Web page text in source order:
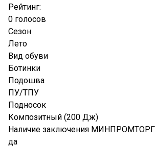
Рейтинг:
0 голосов
Сезон
Лето
Вид обуви
Ботинки
Подошва
ПУ/ТПУ
Подносок
Композитный (200 Дж)
Наличие заключения МИНПРОМТОРГ
да